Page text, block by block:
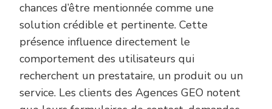
chances d’être mentionnée comme une
solution crédible et pertinente. Cette
présence influence directement le
comportement des utilisateurs qui
recherchent un prestataire, un produit ou un
service. Les clients des Agences GEO notent